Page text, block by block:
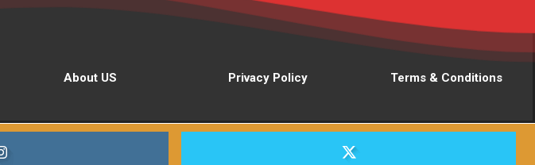
About US Privacy Policy Terms & Conditions